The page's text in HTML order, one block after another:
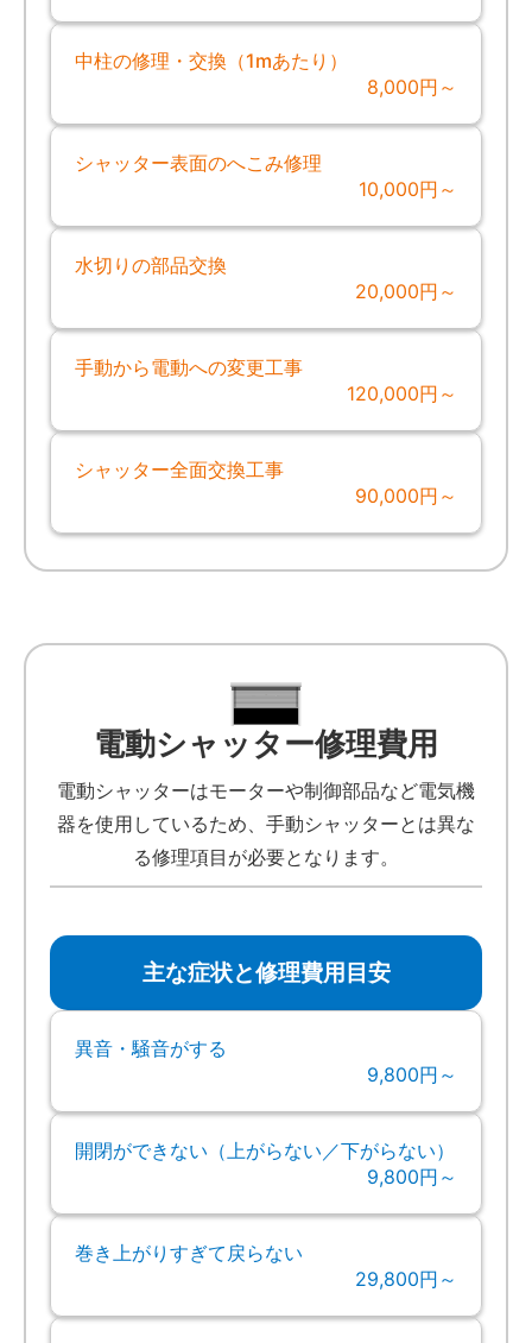
中柱の修理・交換（1mあたり）
8,000円～
シャッター表面のへこみ修理
10,000円～
水切りの部品交換
20,000円～
手動から電動への変更工事
120,000円～
シャッター全面交換工事
90,000円～
電動シャッター修理費用
電動シャッターはモーターや制御部品など電気機
器を使用しているため、手動シャッターとは異な
る修理項目が必要となります。
主な症状と修理費用目安
異音・騒音がする
9,800円～
開閉ができない（上がらない／下がらない）
9,800円～
巻き上がりすぎて戻らない
29,800円～